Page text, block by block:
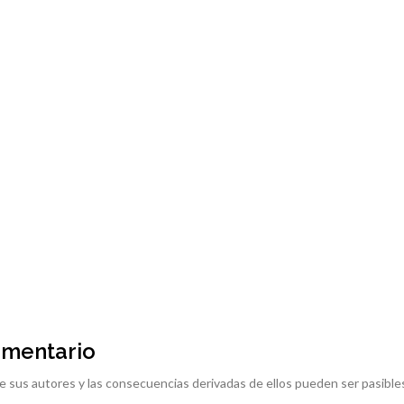
autores y las consecuencias derivadas de ellos pueden ser